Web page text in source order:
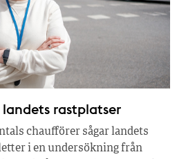
rastplatser
chaufförer sågar landets
i en undersökning från